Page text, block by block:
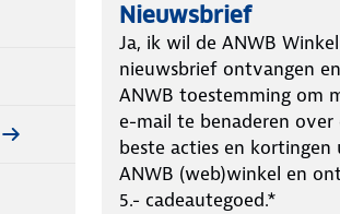
Nieuwsbrief
Ja, ik wil de ANWB Winkel
nieuwsbrief ontvangen
ANWB toestemming om
e-mail te benaderen over
beste acties en kortingen
ANWB (web)winkel en
5.- cadeautegoed.*